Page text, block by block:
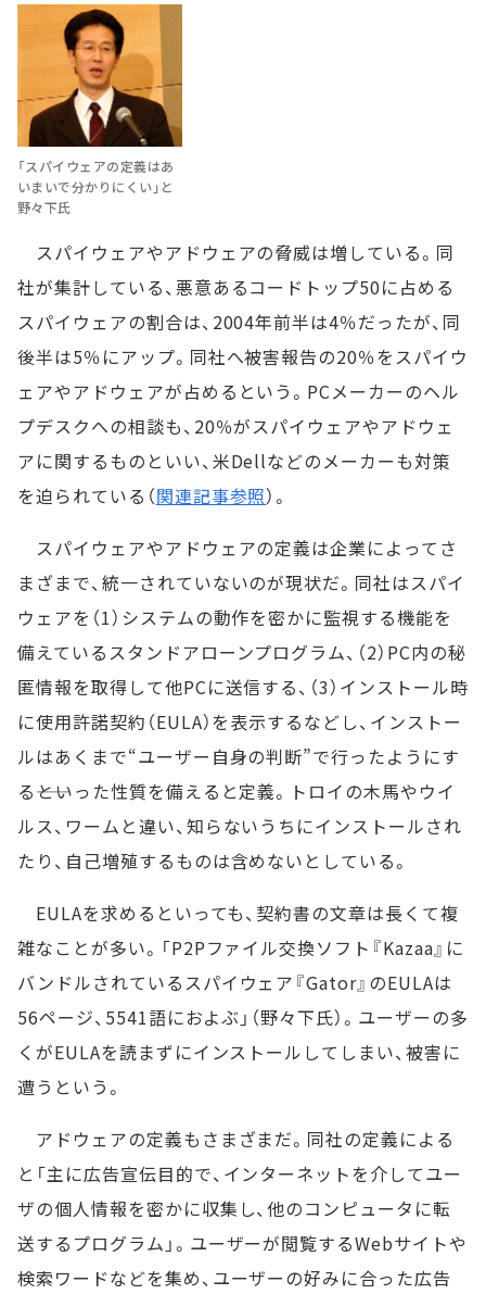
「スパイウェアの定義はあ
いまいで分かりにくい」と
野々下氏
スパイウェアやアドウェアの脅威は増している。同
社が集計している、悪意あるコードトップ50に占める
スパイウェアの割合は、2004年前半は4％だったが、同
後半は5％にアップ。同社へ被害報告の20％をスパイウ
ェアやアドウェアが占めるという。PCメーカーのヘル
プデスクへの相談も、20％がスパイウェアやアドウェ
アに関するものといい、米Dellなどのメーカーも対策
を迫られている（関連記事参照）。
スパイウェアやアドウェアの定義は企業によってさ
まざまで、統一されていないのが現状だ。同社はスパイ
ウェアを（1）システムの動作を密かに監視する機能を
備えているスタンドアローンプログラム、（2）PC内の秘
匿情報を取得して他PCに送信する、（3）インストール時
に使用許諾契約（EULA）を表示するなどし、インストー
ルはあくまで“ユーザー自身の判断”で行ったようにす
る――といった性質を備えると定義。トロイの木馬やウイ
ルス、ワームと違い、知らないうちにインストールされ
たり、自己増殖するものは含めないとしている。
EULAを求めるといっても、契約書の文章は長くて複
雑なことが多い。「P2Pファイル交換ソフト『Kazaa』に
バンドルされているスパイウェア『Gator』のEULAは
56ページ、5541語におよぶ」（野々下氏）。ユーザーの多
くがEULAを読まずにインストールしてしまい、被害に
遭うという。
アドウェアの定義もさまざまだ。同社の定義による
と「主に広告宣伝目的で、インターネットを介してユー
ザの個人情報を密かに収集し、他のコンピュータに転
送するプログラム」。ユーザーが閲覧するWebサイトや
検索ワードなどを集め、ユーザーの好みに合った広告